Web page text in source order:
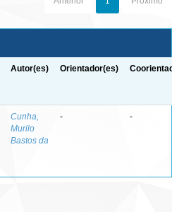
Autor(es) Orientador(es)
Cunha,
Murilo
Bastos da
- -